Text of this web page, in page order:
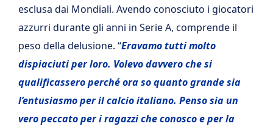
esclusa dai Mondiali. Avendo conosciuto i giocatori
azzurri durante gli anni in Serie A, comprende il
peso della delusione. “Eravamo tutti molto
dispiaciuti per loro. Volevo davvero che si
qualificassero perché ora so quanto grande sia
l’entusiasmo per il calcio italiano. Penso sia un
vero peccato per i ragazzi che conosco e per la